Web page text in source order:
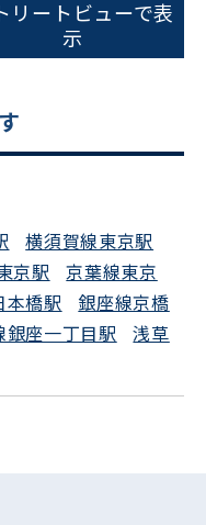
213
せ
リートビューで表
示
横須賀線東京駅
京駅
京葉線東京
本橋駅
銀座線京橋
銀座一丁目駅
浅草